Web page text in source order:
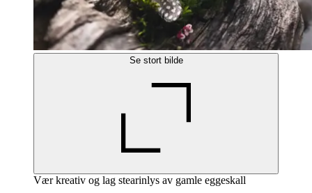
Se stort bilde
Vær kreativ og lag stearinlys av gamle eggeskall